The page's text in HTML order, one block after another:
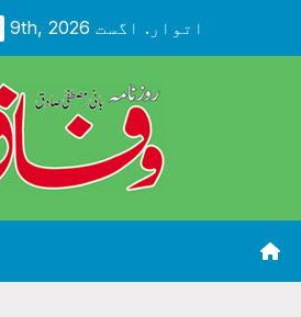
اتوار. اگست 9th, 2026